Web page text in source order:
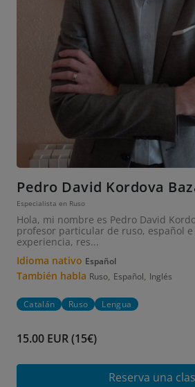
Pedro David Kordova
Especialista en Ruso
Hola, mi nombre es Pedro David
profesor particular de ruso, español e
experiencia, res...
Idioma nativo Español
También habla Ruso, Español, Inglés
Catalán Ruso Lengua
15.00 EUR (15€)
Reserva una